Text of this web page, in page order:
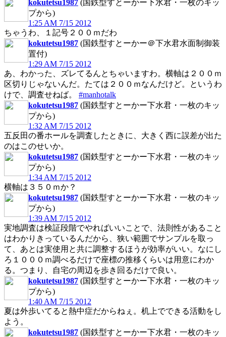
kokutetsu1987 (国鉄型すとーかー下水君・一枚のキッ
プから)
1:25 AM 7/15 2012
ちゃうわ、１記号２００ｍだわ
kokutetsu1987 (国鉄型すとーかー＠下水君水面制御装
置付)
1:29 AM 7/15 2012
あ、わかった、ズレてるんとちゃいますわ。横軸は２００ｍ
区切りじゃないんだ。たては２００ｍなんだけど。というわ
けで、調査せねば。 #manhotalk
kokutetsu1987 (国鉄型すとーかー下水君・一枚のキッ
プから)
1:32 AM 7/15 2012
五反田の番ホールを調査したときに、大きく西に誤差が出た
のはこのせいか。
kokutetsu1987 (国鉄型すとーかー下水君・一枚のキッ
プから)
1:34 AM 7/15 2012
横軸は３５０ｍか？
kokutetsu1987 (国鉄型すとーかー下水君・一枚のキッ
プから)
1:39 AM 7/15 2012
実地調査は検証段階でやればいいことで、法則性があること
はわかりきっているんだから、狭い範囲でサンプルを取っ
て、あとは実使用と共に調整するほうが効率がいい。なにし
ろ１０００ｍ調べるだけで座標の推移くらいは用意にわか
る。つまり、自宅の周辺を歩き回るだけで良い。
kokutetsu1987 (国鉄型すとーかー下水君・一枚のキッ
プから)
1:40 AM 7/15 2012
夏は外歩いてると熱中症だからねぇ。机上でできる活動をし
よう。
kokutetsu1987 (国鉄型すとーかー下水君・一枚のキッ